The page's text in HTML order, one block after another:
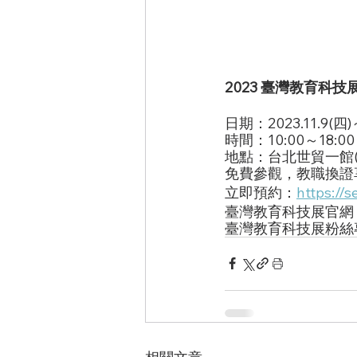
2023 臺灣教育科技
日期：2023.11.9(四)
時間：10:00～18:00
地點：台北世貿一
免費參觀，教職換
立即預約： https://
臺灣教育科技展官
臺灣教育科技展粉